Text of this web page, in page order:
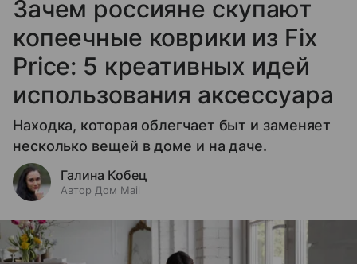
Зачем россияне скупают
копеечные коврики из Fix
Price: 5 креативных идей
использования аксессуара
Находка, которая облегчает быт и заменяет
несколько вещей в доме и на даче.
Галина Кобец
Автор Дом Mail